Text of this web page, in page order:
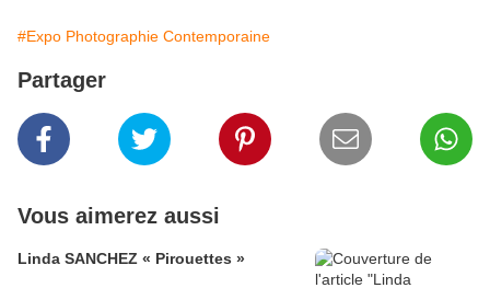
#Expo Photographie Contemporaine
Partager
Vous aimerez aussi
Linda SANCHEZ « Pirouettes »